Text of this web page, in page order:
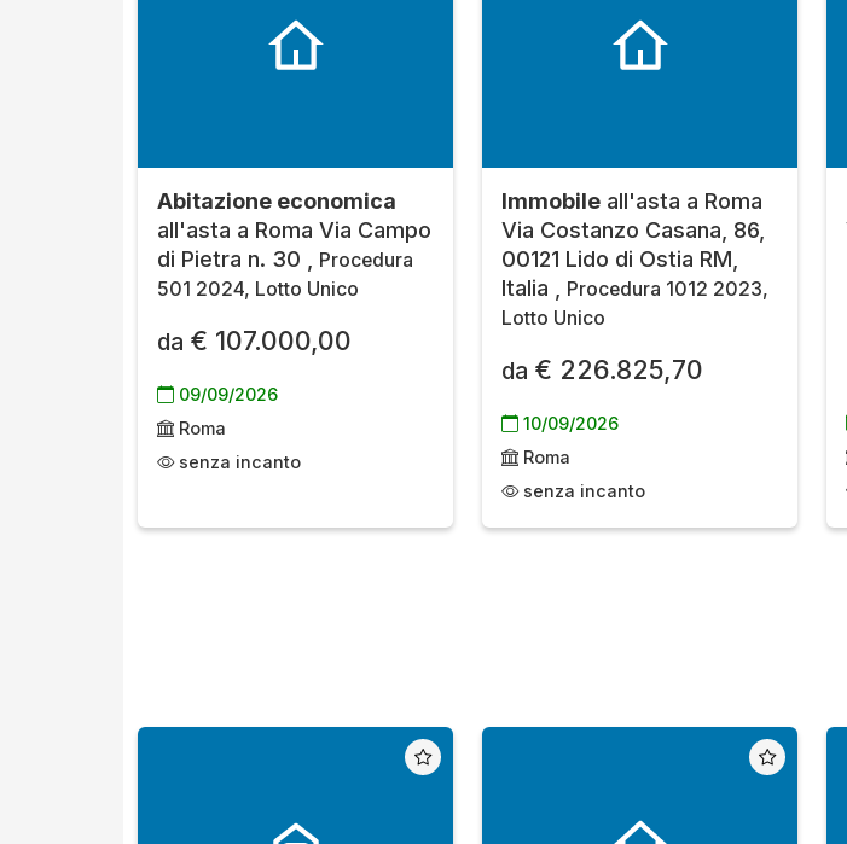
Abitazione economica
all'asta a Roma Via Campo
di Pietra n. 30 ,
Procedura
501 2024, Lotto Unico
da € 107.000,00
09/09/2026
Roma
senza incanto
Immobile all'asta a Roma
Via Costanzo Casana, 86,
00121 Lido di Ostia RM,
Italia ,
Procedura 1012 2023,
Lotto Unico
da € 226.825,70
10/09/2026
Roma
senza incanto